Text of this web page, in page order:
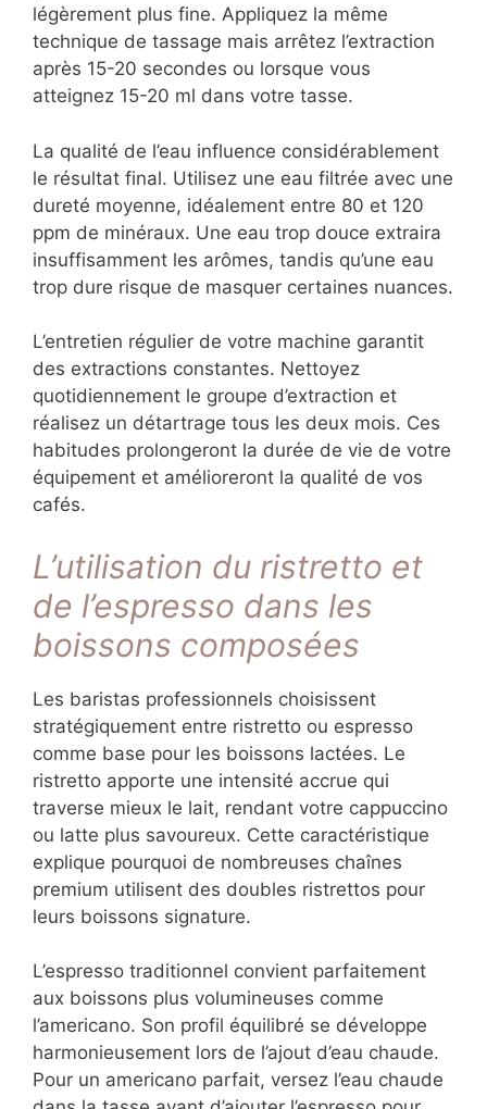
légèrement plus fine. Appliquez la même
technique de tassage mais arrêtez l’extraction
après 15-20 secondes ou lorsque vous
atteignez 15-20 ml dans votre tasse.
La qualité de l’eau influence considérablement
le résultat final. Utilisez une eau filtrée avec une
dureté moyenne, idéalement entre 80 et 120
ppm de minéraux. Une eau trop douce extraira
insuffisamment les arômes, tandis qu’une eau
trop dure risque de masquer certaines nuances.
L’entretien régulier de votre machine garantit
des extractions constantes. Nettoyez
quotidiennement le groupe d’extraction et
réalisez un détartrage tous les deux mois. Ces
habitudes prolongeront la durée de vie de votre
équipement et amélioreront la qualité de vos
cafés.
L’utilisation du ristretto et
de l’espresso dans les
boissons composées
Les baristas professionnels choisissent
stratégiquement entre ristretto ou espresso
comme base pour les boissons lactées. Le
ristretto apporte une intensité accrue qui
traverse mieux le lait, rendant votre cappuccino
ou latte plus savoureux. Cette caractéristique
explique pourquoi de nombreuses chaînes
premium utilisent des doubles ristrettos pour
leurs boissons signature.
L’espresso traditionnel convient parfaitement
aux boissons plus volumineuses comme
l’americano. Son profil équilibré se développe
harmonieusement lors de l’ajout d’eau chaude.
Pour un americano parfait, versez l’eau chaude